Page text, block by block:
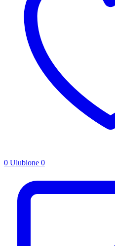
0 Ulubione 0